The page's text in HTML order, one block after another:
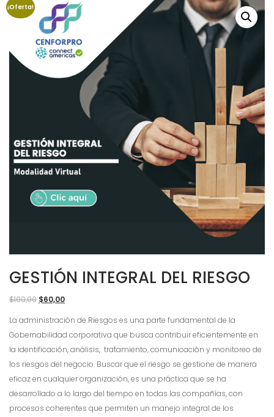
¡Oferta!
GESTIÓN INTEGRAL DEL RIESGO
$100,00 El
$60,00El
La administración de Riesgos es una parte fundamental de la
Gobernabilidad corporativa que busca contribuir eficientemente en
la identificación, análisis, tratamiento, comunicación y monitoreo de
los riesgos del negocio. Buscar que el riesgo se gestione de manera
eficaz en cualquier organización, es una práctica que se ha
desarrollado a lo largo del tiempo en todas las compañías, con
procesos coherentes que permiten un manejo integral de los